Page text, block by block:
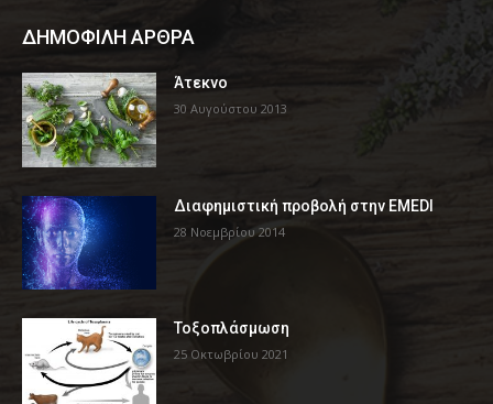
ΔΗΜΟΦΙΛΗ ΑΡΘΡΑ
Άτεκνο
30 Αυγούστου 2013
Διαφημιστική προβολή στην EMEDI
28 Νοεμβρίου 2014
Τοξοπλάσμωση
25 Οκτωβρίου 2021